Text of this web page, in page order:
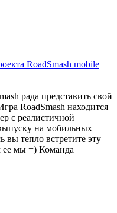
RoadSmash mobile
рада представить свой
RoadSmash находится
с реалистичной
на мобильных
вы тепло встретите эту
ее мы =) Команда